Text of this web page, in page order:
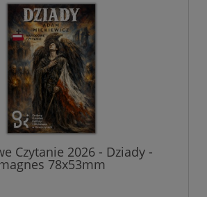
Czytanie 2026 - Dziady -
78x53mm